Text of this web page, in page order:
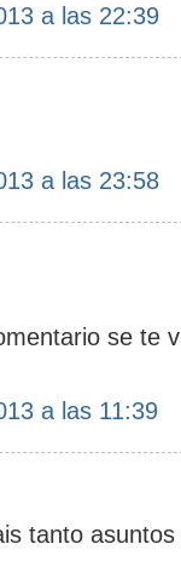
a las 22:39
a las 23:58
se te
a las 11:39
tanto